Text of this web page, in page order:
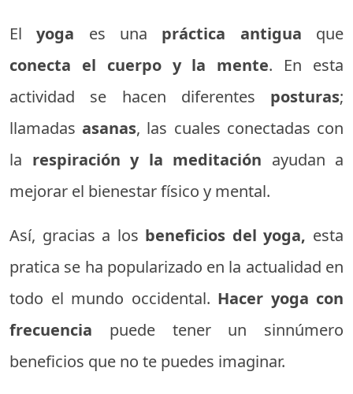
Elyoga es una práctica antigua que
conecta el cuerpo y la mente. En esta
actividad se hacen diferentes posturas;
llamadasasanas, las cuales conectadas con
la respiración y la meditación ayudan a
mejorar el bienestar físico y mental.
Así, gracias a los beneficios del yoga, esta
pratica se ha popularizado en la actualidad en
todo el mundo occidental. Hacer yoga con
frecuencia puede tener un sinnúmero
beneficios que no te puedes imaginar.